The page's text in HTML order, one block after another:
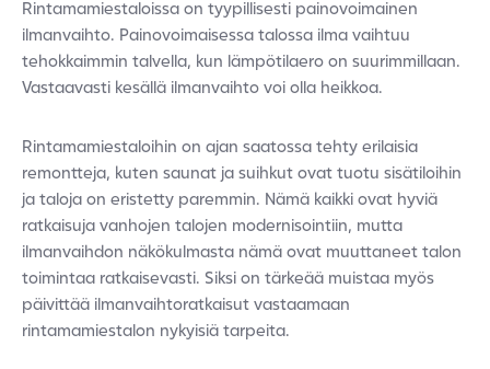
Rintamamiestaloissa on tyypillisesti painovoimainen
ilmanvaihto. Painovoimaisessa talossa ilma vaihtuu
tehokkaimmin talvella, kun lämpötilaero on suurimmillaan.
Vastaavasti kesällä ilmanvaihto voi olla heikkoa.
Rintamamiestaloihin on ajan saatossa tehty erilaisia
remontteja, kuten saunat ja suihkut ovat tuotu sisätiloihin
ja taloja on eristetty paremmin. Nämä kaikki ovat hyviä
ratkaisuja vanhojen talojen modernisointiin, mutta
ilmanvaihdon näkökulmasta nämä ovat muuttaneet talon
toimintaa ratkaisevasti. Siksi on tärkeää muistaa myös
päivittää ilmanvaihtoratkaisut vastaamaan
rintamamiestalon nykyisiä tarpeita.